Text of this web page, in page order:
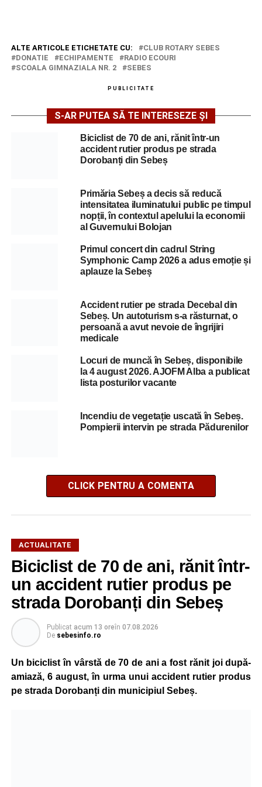
ALTE ARTICOLE ETICHETATE CU:
CLUB ROTARY SEBES
DONATIE
ECHIPAMENTE
RADIO ECOURI
SCOALA GIMNAZIALA NR. 2
SEBES
PUBLICITATE
S-AR PUTEA SĂ TE INTERESEZE ȘI
Biciclist de 70 de ani, rănit într-un
accident rutier produs pe strada
Dorobanți din Sebeș
Primăria Sebeș a decis să reducă
intensitatea iluminatului public pe timpul
nopții, în contextul apelului la economii
al Guvernului Bolojan
Primul concert din cadrul String
Symphonic Camp 2026 a adus emoție și
aplauze la Sebeș
Accident rutier pe strada Decebal din
Sebeș. Un autoturism s-a răsturnat, o
persoană a avut nevoie de îngrijiri
medicale
Locuri de muncă în Sebeș, disponibile
la 4 august 2026. AJOFM Alba a publicat
lista posturilor vacante
Incendiu de vegetație uscată în Sebeș.
Pompierii intervin pe strada Pădurenilor
CLICK PENTRU A COMENTA
ACTUALITATE
Biciclist de 70 de ani, rănit într-
un accident rutier produs pe
strada Dorobanți din Sebeș
Publicat acum 13 oreîn 07.08.2026
De sebesinfo.ro
Un biciclist în vârstă de 70 de ani a fost rănit joi după-
amiază, 6 august, în urma unui accident rutier produs
pe strada Dorobanți din municipiul Sebeș.